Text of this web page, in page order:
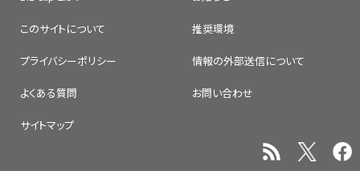
このサイトについて 推奨環境
プライバシーポリシー 情報の外部送信について
よくある質問 お問い合わせ
サイトマップ